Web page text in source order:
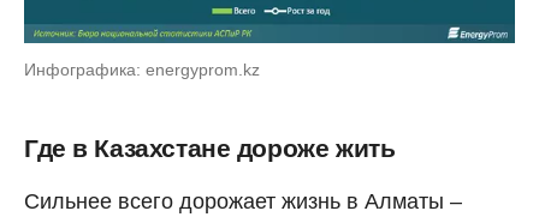
Инфографика: energyprom.kz
Где в Казахстане дороже жить
Сильнее всего дорожает жизнь в Алматы –